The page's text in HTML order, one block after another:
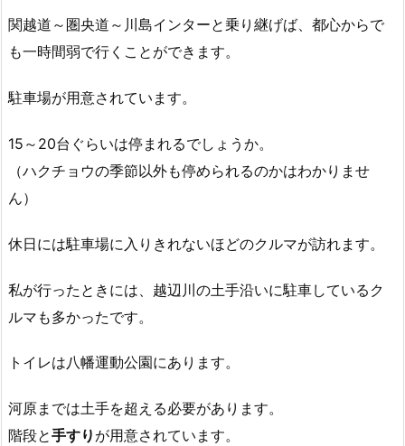
関越道～圏央道～川島インターと乗り継げば、都心からで
も一時間弱で行くことができます。
駐車場が用意されています。
15～20台ぐらいは停まれるでしょうか。
（ハクチョウの季節以外も停められるのかはわかりませ
ん）
休日には駐車場に入りきれないほどのクルマが訪れます。
私が行ったときには、越辺川の土手沿いに駐車しているク
ルマも多かったです。
トイレは八幡運動公園にあります。
河原までは土手を超える必要があります。
階段と手すり が用意されています。